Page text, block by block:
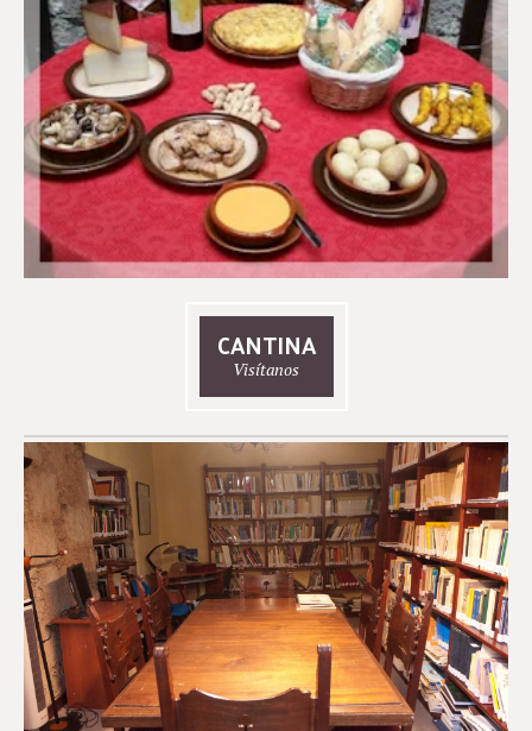
CANTINA
Visítanos